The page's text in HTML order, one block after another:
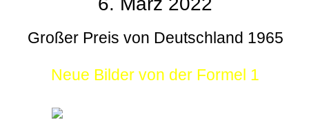
Großer Preis von Deutschland 1965
Neue Bilder von der Formel 1